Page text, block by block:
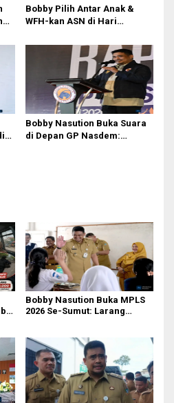
Bobby Pilih Antar Anak &
WFH-kan ASN di Hari
Berhati yang Guncang
Bobby Nasution Buka Suara
di Depan GP Nasdem:
Bobby Nasution Buka MPLS
2026 Se-Sumut: Larang